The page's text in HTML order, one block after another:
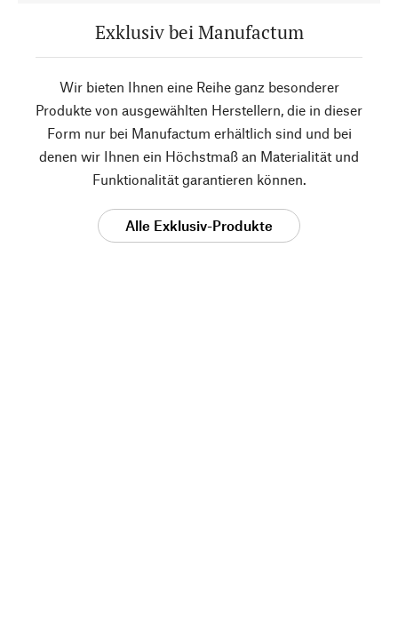
Exklusiv bei Manufactum
Wir bieten Ihnen eine Reihe ganz besonderer
Produkte von ausgewählten Herstellern, die in dieser
Form nur bei Manufactum erhältlich sind und bei
denen wir Ihnen ein Höchstmaß an Materialität und
Funktionalität garantieren können.
Alle Exklusiv-Produkte